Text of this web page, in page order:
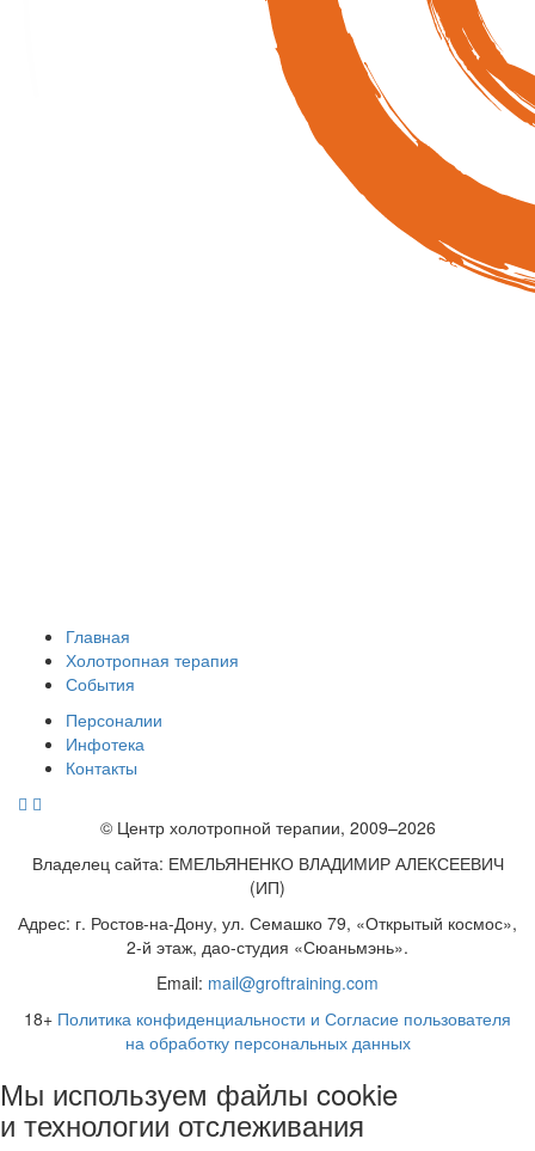
Главная
Холотропная терапия
События
Персоналии
Инфотека
Контакты
© Центр холотропной терапии, 2009–2026
Владелец сайта: ЕМЕЛЬЯНЕНКО ВЛАДИМИР АЛЕКСЕЕВИЧ
(ИП)
Адрес: г. Ростов-на-Дону, ул. Семашко 79, «Открытый космос»,
2-й этаж, дао-студия «Сюаньмэнь».
Email: mail@groftraining.com
18+ Политика конфиденциальности и Согласие пользователя
на обработку персональных данных
Мы используем файлы cookie
и технологии отслеживания